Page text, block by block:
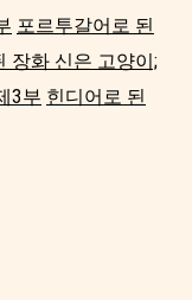
포르투갈어로 된
장화 신은 고양이;
3부 힌디어로 된